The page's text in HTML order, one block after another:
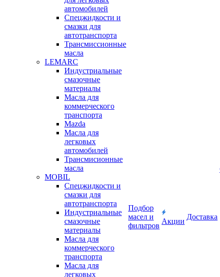
автомобилей
Спецжидкости и
смазки для
автотранспорта
Трансмиссионные
масла
LEMARC
Индустриальные
смазочные
материалы
Масла для
коммерческого
транспорта
Mazda
Масла для
легковых
автомобилей
Трансмисионные
масла
MOBIL
Cпецжидкости и
смазки для
автотранспорта
Индустриальные
смазочные
материалы
Масла для
коммерческого
транспорта
Масла для
легковых
Подбор
масел и
фильтров
Акции
Доставка